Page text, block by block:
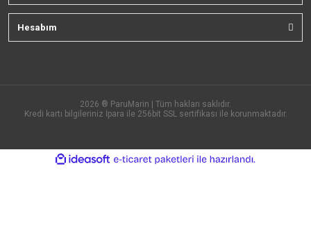
Hesabım
2026 ® ParuMarin | Tüm hakları saklıdır.
Kredi kartı bilgileriniz İpara ile 256bit SSL sertifikası ile korunmaktadır.
ideasoft
e-